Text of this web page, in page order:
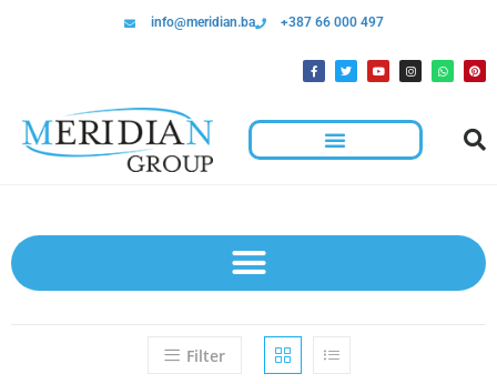
info@meridian.ba +387 66 000 497
Filter